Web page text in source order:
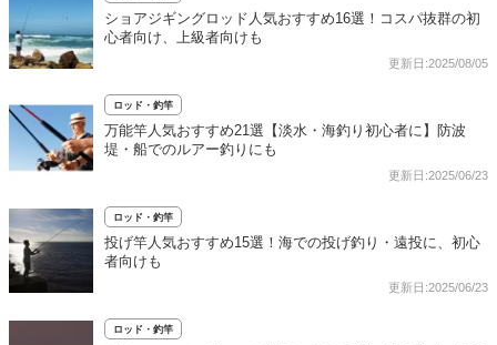
ショアジギングロッド人気おすすめ16選！コスパ抜群の初
心者向け、上級者向けも
更新日:2025/08/05
ロッド・釣竿
万能竿人気おすすめ21選【淡水・海釣り初心者に】防波
堤・船でのルアー釣りにも
更新日:2025/06/23
ロッド・釣竿
投げ竿人気おすすめ15選！海での投げ釣り・遠投に、初心
者向けも
更新日:2025/06/23
ロッド・釣竿